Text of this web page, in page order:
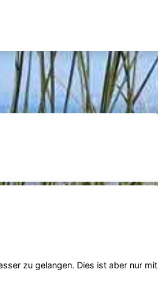
zu gelangen. Dies ist aber nur mit